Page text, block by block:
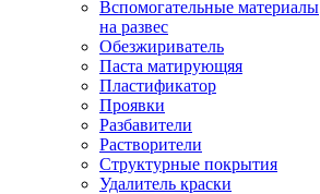
Вспомогательные материалы
на развес
Обезжириватель
Паста матирующяя
Пластификатор
Проявки
Разбавители
Растворители
Структурные покрытия
Удалитель краски